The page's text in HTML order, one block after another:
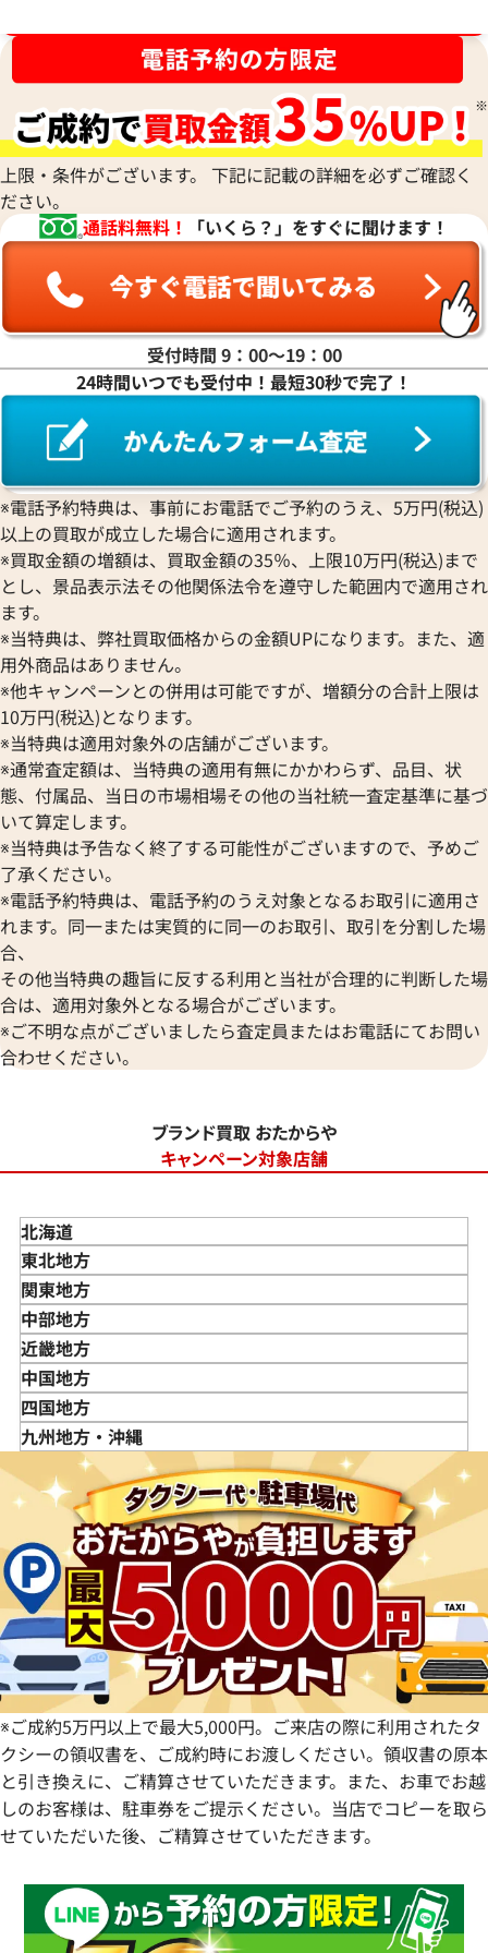
上限・条件がございます。 下記に記載の詳細を必ずご確認く
ださい。
通話料無料！
「いくら？」をすぐに聞けます！
受付時間 9：00〜19：00
24時間いつでも受付中！最短30秒で完了！
※電話予約特典は、事前にお電話でご予約のうえ、5万円(税込)
以上の買取が成立した場合に適用されます。
※買取金額の増額は、買取金額の35％、上限10万円(税込)まで
とし、景品表示法その他関係法令を遵守した範囲内で適用され
ます。
※当特典は、弊社買取価格からの金額UPになります。また、適
用外商品はありません。
※他キャンペーンとの併用は可能ですが、増額分の合計上限は
10万円(税込)となります。
※当特典は適用対象外の店舗がございます。
※通常査定額は、当特典の適用有無にかかわらず、品目、状
態、付属品、当日の市場相場その他の当社統一査定基準に基づ
いて算定します。
※当特典は予告なく終了する可能性がございますので、予めご
了承ください。
※電話予約特典は、電話予約のうえ対象となるお取引に適用さ
れます。同一または実質的に同一のお取引、取引を分割した場
合、
その他当特典の趣旨に反する利用と当社が合理的に判断した場
合は、適用対象外となる場合がございます。
※ご不明な点がございましたら査定員またはお電話にてお問い
合わせください。
ブランド買取 おたからや
キャンペーン対象店舗
北海道
東北地方
青森県
岩手県
宮城県
秋田県
山形県
福島県
関東地方
東京都
神奈川県
埼玉県
千葉県
茨城県
栃木県
群馬県
中部地方
新潟県
富山県
石川県
山梨県
長野県
岐阜県
静岡県
愛知県
近畿地方
三重県
滋賀県
京都府
兵庫県
奈良県
和歌山県
中国地方
鳥取県
島根県
広島県
山口県
四国地方
徳島県
愛媛県
九州地方・沖縄
佐賀県
長崎県
熊本県
大分県
宮崎県
鹿児島県
※ご成約5万円以上で最大5,000円。ご来店の際に利用されたタ
クシーの領収書を、ご成約時にお渡しください。領収書の原本
と引き換えに、ご精算させていただきます。また、お車でお越
しのお客様は、駐車券をご提示ください。当店でコピーを取ら
せていただいた後、ご精算させていただきます。